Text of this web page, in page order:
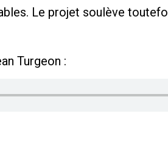
Le projet soulève
Turgeon :